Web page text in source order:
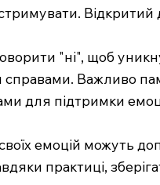
стримувати.
"ні", щоб
Важливо
для підтримки
емоцій можуть
практиці,